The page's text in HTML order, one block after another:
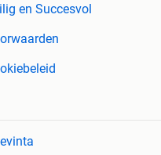
en Succesvol